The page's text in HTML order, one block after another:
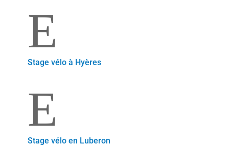
E
Stage vélo à Hyères
E
Stage vélo en Luberon